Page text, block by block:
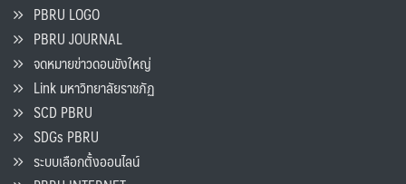
PBRU LOGO
PBRU JOURNAL
จดหมายข่าวดอนขังใหญ่
Link มหาวิทยาลัยราชภัฏ
SCD PBRU
SDGs PBRU
ระบบเลือกตั้งออนไลน์